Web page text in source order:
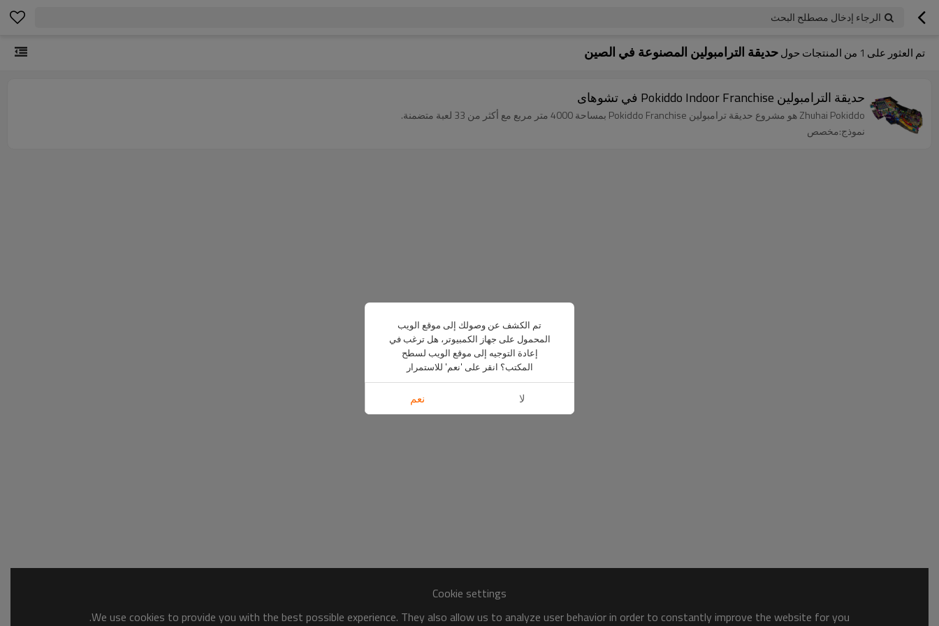
الرجاء إدخال مصطلح البحث
تم العثور على 1 من المنتجات حولحديقة الترامبولين المصنوعة في الصين
حديقة الترامبولين Pokiddo Indoor Franchise في تشوهاى
Zhuhai Pokiddo هو مشروع حديقة ترامبولين Pokiddo Franchise بمساحة 4000 متر مربع مع أكثر من 33 لعبة متضمنة.
نموذج:مخصص
Cookie settings
We use cookies to provide you with the best possible experience. They also allow us to analyze user behavior in order to constantly improve the website for you.
تم الكشف عن وصولك إلى موقع الويب
المحمول على جهاز الكمبيوتر، هل ترغب في
إعادة التوجيه إلى موقع الويب لسطح
المكتب؟ انقر على 'نعم' للاستمرار
لا نعم